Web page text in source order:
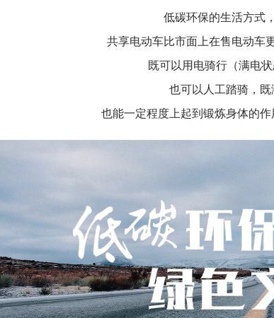
低碳环保的生活方式
共享电动车比市面上在售电动车
既可以用电骑行（满电
也可以人工踏骑，既
也能一定程度上起到锻炼身体的